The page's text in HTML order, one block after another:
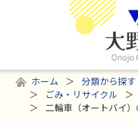
ホーム 分類から探す
ごみ・リサイクル
二輪車（オートバイ）